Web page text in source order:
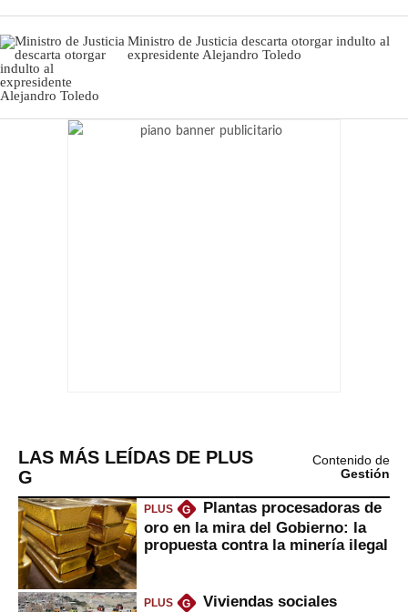
Ministro de Justicia descarta otorgar indulto al
expresidente Alejandro Toledo
LAS MÁS LEÍDAS DE PLUS
G
Contenido de
Gestión
PLUS G
Plantas procesadoras de
oro en la mira del Gobierno: la
propuesta contra la minería ilegal
PLUS G
Viviendas sociales